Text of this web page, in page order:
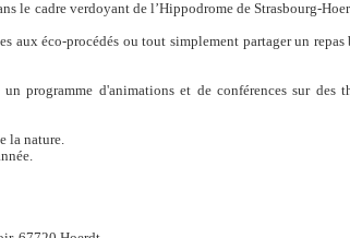
le cadre verdoyant de l’Hippodrome de Strasbourg-
aux éco-procédés ou tout simplement partager un
programme d'animations et de conférences sur des
la nature.